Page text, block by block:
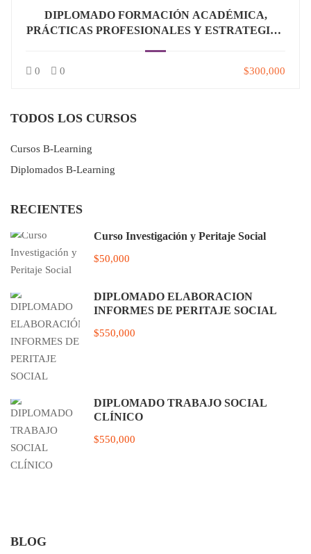
DIPLOMADO FORMACIÓN ACADÉMICA,
PRÁCTICAS PROFESIONALES Y ESTRATEGIAS
0 0 $300,000
TODOS LOS CURSOS
Cursos B-Learning
Diplomados B-Learning
RECIENTES
Curso Investigación y Peritaje Social
$50,000
DIPLOMADO ELABORACIÓN
INFORMES DE PERITAJE SOCIAL
$550,000
DIPLOMADO TRABAJO SOCIAL
CLÍNICO
$550,000
BLOG